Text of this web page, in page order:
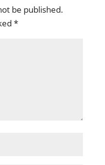
be published.
*